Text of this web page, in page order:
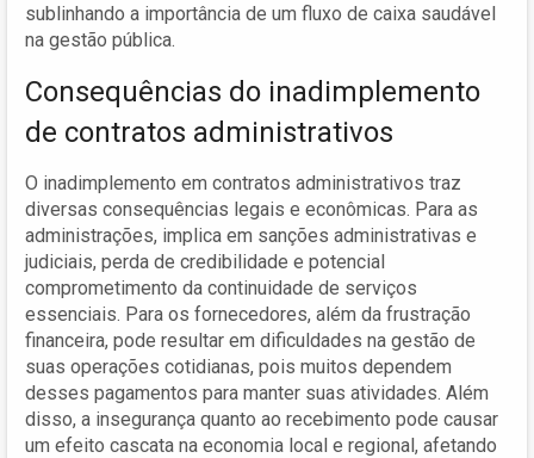
sublinhando a importância de um fluxo de caixa saudável
na gestão pública.
Consequências do inadimplemento
de contratos administrativos
O inadimplemento em contratos administrativos traz
diversas consequências legais e econômicas. Para as
administrações, implica em sanções administrativas e
judiciais, perda de credibilidade e potencial
comprometimento da continuidade de serviços
essenciais. Para os fornecedores, além da frustração
financeira, pode resultar em dificuldades na gestão de
suas operações cotidianas, pois muitos dependem
desses pagamentos para manter suas atividades. Além
disso, a insegurança quanto ao recebimento pode causar
um efeito cascata na economia local e regional, afetando